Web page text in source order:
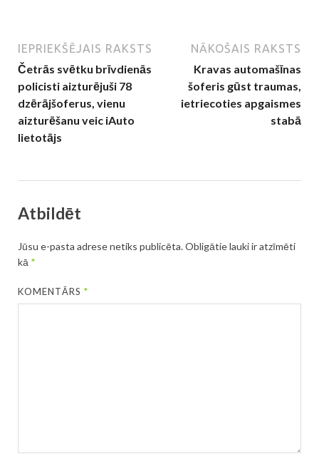
IEPRIEKŠĒJAIS RAKSTS
Četrās svētku brīvdienās
policisti aizturējuši 78
dzērājšoferus, vienu
aizturēšanu veic iAuto
lietotājs
NĀKOŠAIS RAKSTS
Kravas automašīnas
šoferis gūst traumas,
ietriecoties apgaismes
stabā
Atbildēt
Jūsu e-pasta adrese netiks publicēta.Obligātie lauki ir atzīmēti
kā *
KOMENTĀRS*